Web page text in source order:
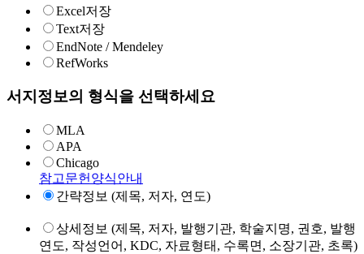
Excel저장
Text저장
EndNote / Mendeley
RefWorks
서지정보의 형식을 선택하세요
MLA
APA
Chicago
참고문헌양식안내
간략정보 (제목, 저자, 연도)
상세정보 (제목, 저자, 발행기관, 학술지명, 권호, 발행
연도, 작성언어, KDC, 자료형태, 수록면, 소장기관, 초록)